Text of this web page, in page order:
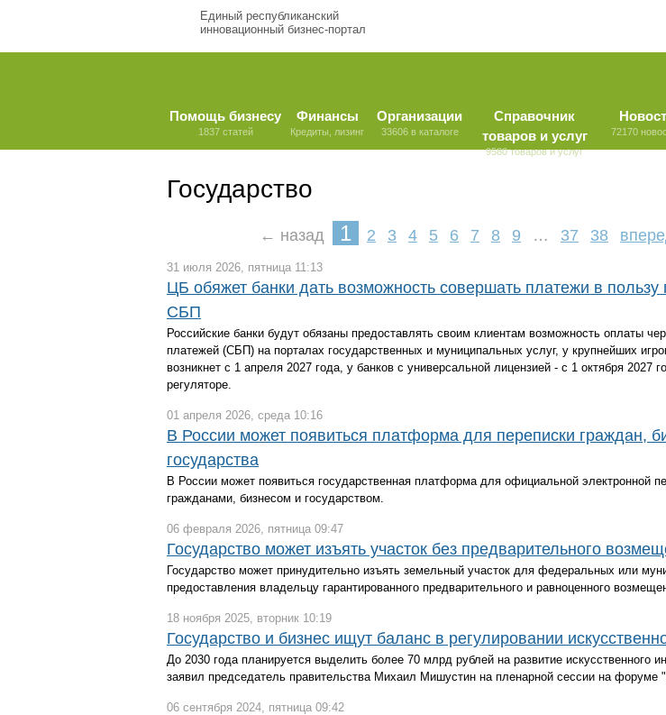
Единый республиканский
инновационный бизнес-портал
Помощь бизнесу
1837 статей
Финансы
Кредиты, лизинг
Организации
33606 в каталоге
Справочник
товаров и услуг
9580 товаров и услуг
72170
Государство
← назад 1 2 3 4 5 6 7 8 9 … 37 38
31 июля 2026, пятница 11:13
ЦБ обяжет банки дать возможность совершать платежи в пользу
СБП
Российские банки будут обязаны предоставлять своим клиентам возможность оплаты
платежей (СБП) на порталах государственных и муниципальных услуг, у крупнейших
возникнет с 1 апреля 2027 года, у банков с универсальной лицензией - с 1 октября 2027
регуляторе.
01 апреля 2026, среда 10:16
В России может появиться платформа для переписки граждан,
государства
В России может появиться государственная платформа для официальной электронной
гражданами, бизнесом и государством.
06 февраля 2026, пятница 09:47
Государство может изъять участок без предварительного
Государство может принудительно изъять земельный участок для федеральных или
предоставления владельцу гарантированного предварительного и равноценного
18 ноября 2025, вторник 10:19
Государство и бизнес ищут баланс в регулировании
До 2030 года планируется выделить более 70 млрд рублей на развитие искусственного
заявил председатель правительства Михаил Мишустин на пленарной сессии на
06 сентября 2024, пятница 09:42